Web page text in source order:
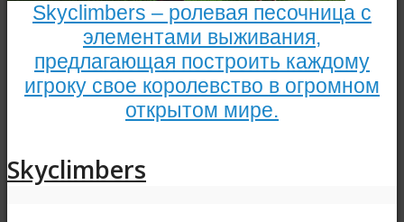
Skyclimbers – ролевая песочница с
элементами выживания,
предлагающая построить каждому
игроку свое королевство в огромном
открытом мире.
Skyclimbers